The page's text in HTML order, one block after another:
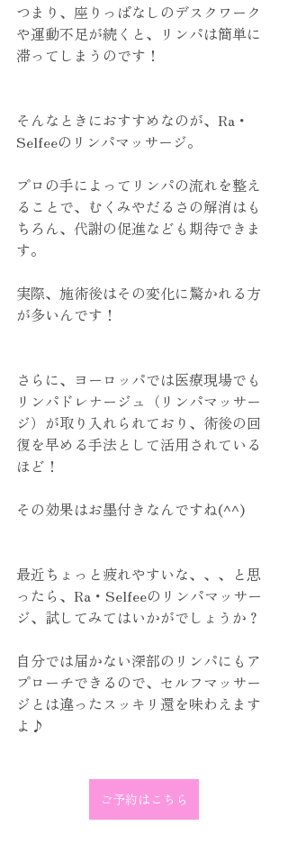
つまり、座りっぱなしのデスクワーク
や運動不足が続くと、リンパは簡単に
滞ってしまうのです！
そんなときにおすすめなのが、Ra・
Selfeeのリンパマッサージ。
プロの手によってリンパの流れを整え
ることで、むくみやだるさの解消はも
ちろん、代謝の促進なども期待できま
す。
実際、施術後はその変化に驚かれる方
が多いんです！
さらに、ヨーロッパでは医療現場でも
リンパドレナージュ（リンパマッサー
ジ）が取り入れられており、術後の回
復を早める手法として活用されている
ほど！
その効果はお墨付きなんですね(^^)
最近ちょっと疲れやすいな、、、と思
ったら、Ra・Selfeeのリンパマッサー
ジ、試してみてはいかがでしょうか？
自分では届かない深部のリンパにもア
プローチできるので、セルフマッサー
ジとは違ったスッキリ還を味わえます
よ♪
ご予約はこちら